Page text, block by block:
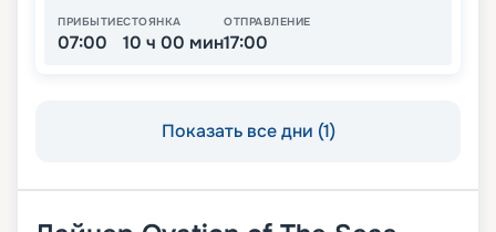
ПРИБЫТИЕ
07:00
СТОЯНКА
10 ч 00 мин
ОТПРАВЛЕНИЕ
17:00
Показать все дни (1)